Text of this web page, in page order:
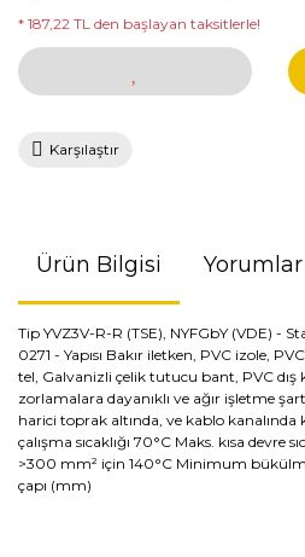
* 187,22 TL den başlayan taksitlerle!
Karşılaştır
Ürün Bilgisi Yorumlar
Tip YVZ3V-R-R (TSE), NYFGbY (VDE) -
0271 - Yapısı Bakır iletken, PVC izole,
tel, Galvanizli çelik tutucu bant, PVC dış
zorlamalara dayanıklı ve ağır işletme
harici toprak altında, ve kablo kanalında
çalışma sıcaklığı 70°C Maks. kısa devre
>300 mm² için 140°C Minimum bükülme
çapı (mm)